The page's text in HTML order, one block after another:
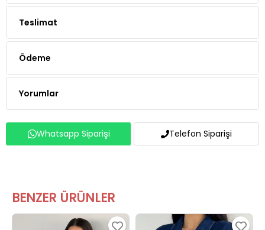
Teslimat
Ödeme
Yorumlar
Whatsapp Siparişi Telefon Siparişi
BENZER ÜRÜNLER